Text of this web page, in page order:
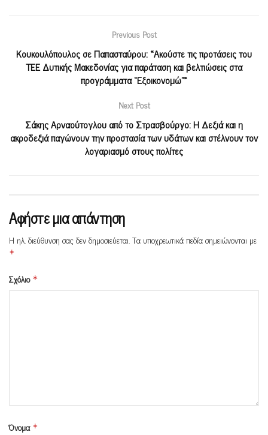
Previous Post
Κουκουλόπουλος σε Παπασταύρου: «Ακούστε τις προτάσεις του
ΤΕΕ Δυτικής Μακεδονίας για παράταση και βελτιώσεις στα
προγράμματα “Εξοικονομώ”»
Next Post
Σάκης Αρναούτογλου από το Στρασβούργο: Η Δεξιά και η
ακροδεξιά παγώνουν την προστασία των υδάτων και στέλνουν τον
λογαριασμό στους πολίτες
Αφήστε μια απάντηση
Η ηλ. διεύθυνση σας δεν δημοσιεύεται.Τα υποχρεωτικά πεδία σημειώνονται με
*
Σχόλιο *
Όνομα *